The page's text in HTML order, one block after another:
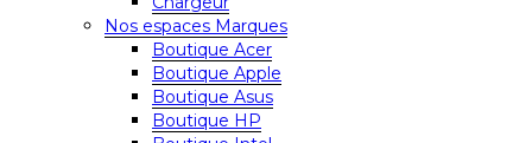
Nos espaces Marques
Boutique Acer
Boutique Apple
Boutique Asus
Boutique HP